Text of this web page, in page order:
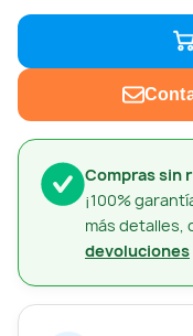
Compras sin
¡100%
más
devoluciones